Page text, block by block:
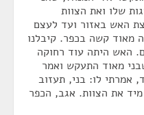
שלו ואת הצוות
האש באזור ועד לעצם
מאוד קשה בכפר. קיבלנו
האש היתה עוד רחוקה
מאוד התעקש ואמר
אמרתי לו: בני, תעזוב
את הצוות. אגב, הכפר